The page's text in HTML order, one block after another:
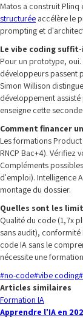
Matos a construit Plinq
structurée accélère le
prompting et
Le vibe coding
Pour un prototype,
développeurs passent
Simon Willison
développement
enseigne cette
Comment financer
Les formations
RNCP Bac+4).
Compléments
d'emploi). Intelligence
montage du dossier.
Quelles sont les
Qualité du code (1,7x
sans audit), conformité
code IA sans le
nécessite une
#no-code#vibe coding#
Articles similaires
Formation IA
Apprendre l'IA en